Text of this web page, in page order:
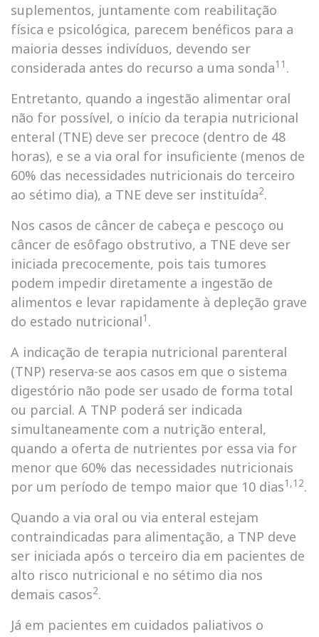
suplementos, juntamente com reabilitação
física e psicológica, parecem benéficos para a
maioria desses indivíduos, devendo ser
considerada antes do recurso a uma sonda11 .
Entretanto, quando a ingestão alimentar oral
não for possível, o início da terapia nutricional
enteral (TNE) deve ser precoce (dentro de 48
horas), e se a via oral for insuficiente (menos de
60% das necessidades nutricionais do terceiro
ao sétimo dia), a TNE deve ser instituída2.
Nos casos de câncer de cabeça e pescoço ou
câncer de esôfago obstrutivo, a TNE deve ser
iniciada precocemente, pois tais tumores
podem impedir diretamente a ingestão de
alimentos e levar rapidamente à depleção grave
do estado nutricional1 .
A indicação de terapia nutricional parenteral
(TNP) reserva-se aos casos em que o sistema
digestório não pode ser usado de forma total
ou parcial. A TNP poderá ser indicada
simultaneamente com a nutrição enteral,
quando a oferta de nutrientes por essa via for
menor que 60% das necessidades nutricionais
por um período de tempo maior que 10 dias1,12.
Quando a via oral ou via enteral estejam
contraindicadas para alimentação, a TNP deve
ser iniciada após o terceiro dia em pacientes de
alto risco nutricional e no sétimo dia nos
demais casos2.
Já em pacientes em cuidados paliativos o